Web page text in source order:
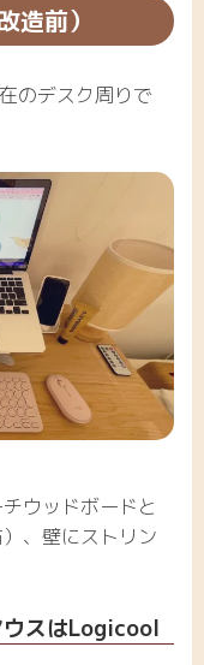
造前）
のデスク周りで
ウッドボードと
、壁にストリン
ウスはLogicool